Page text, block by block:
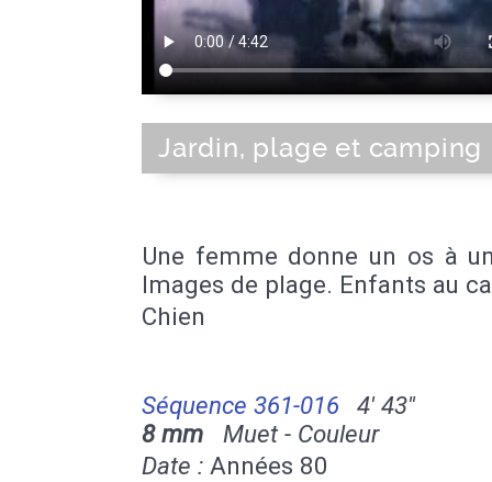
Jardin, plage et camping
Une femme donne un os à
Images de plage. Enfants au
Chien
Séquence 361-016
4' 43''
8 mm Muet - Couleur
Date : Années 80